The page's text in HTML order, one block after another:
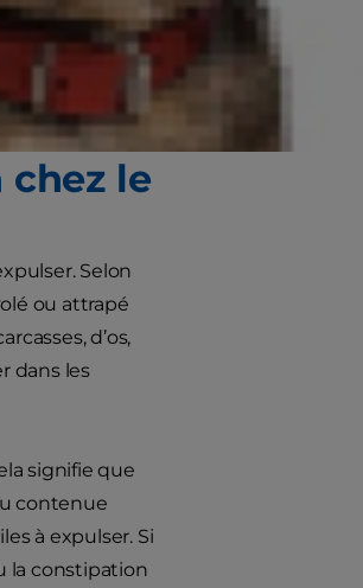
donc être
chez le chien
façon de
chez le
Selon
ou attrapé
d’os,
dans les
signifie que
contenue
à expulser. Si
la constipation